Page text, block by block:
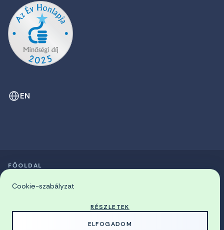
EN
© 2026 Miskolci Egyetem
FŐOLDAL
Cookie-szabályzat
RÉSZLETEK
ELFOGADOM